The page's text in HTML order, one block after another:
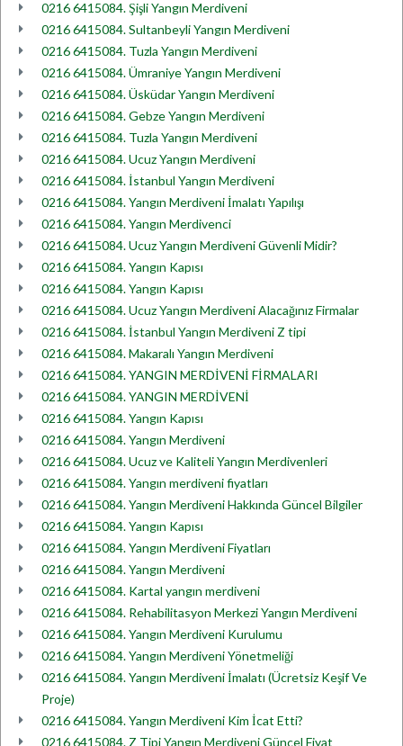
0216 6415084. Şişli Yangın Merdiveni
0216 6415084. Sultanbeyli Yangın Merdiveni
0216 6415084. Tuzla Yangın Merdiveni
0216 6415084. Ümraniye Yangın Merdiveni
0216 6415084. Üsküdar Yangın Merdiveni
0216 6415084. Gebze Yangın Merdiveni
0216 6415084. Tuzla Yangın Merdiveni
0216 6415084. Ucuz Yangın Merdiveni
0216 6415084. İstanbul Yangın Merdiveni
0216 6415084. Yangın Merdiveni İmalatı Yapılışı
0216 6415084. Yangın Merdivenci
0216 6415084. Ucuz Yangın Merdiveni Güvenli Midir?
0216 6415084. Yangın Kapısı
0216 6415084. Yangın Kapısı
0216 6415084. Ucuz Yangın Merdiveni Alacağınız Firmalar
0216 6415084. İstanbul Yangın Merdiveni Z tipi
0216 6415084. Makaralı Yangın Merdiveni
0216 6415084. YANGIN MERDİVENİ FİRMALARI
0216 6415084. YANGIN MERDİVENİ
0216 6415084. Yangın Kapısı
0216 6415084. Yangın Merdiveni
0216 6415084. Ucuz ve Kaliteli Yangın Merdivenleri
0216 6415084. Yangın merdiveni fiyatları
0216 6415084. Yangın Merdiveni Hakkında Güncel Bilgiler
0216 6415084. Yangın Kapısı
0216 6415084. Yangın Merdiveni Fiyatları
0216 6415084. Yangın Merdiveni
0216 6415084. Kartal yangın merdiveni
0216 6415084. Rehabilitasyon Merkezi Yangın Merdiveni
0216 6415084. Yangın Merdiveni Kurulumu
0216 6415084. Yangın Merdiveni Yönetmeliği
0216 6415084. Yangın Merdiveni İmalatı (Ücretsiz Keşif Ve
Proje)
0216 6415084. Yangın Merdiveni Kim İcat Etti?
0216 6415084. Z Tipi Yangın Merdiveni Güncel Fiyat